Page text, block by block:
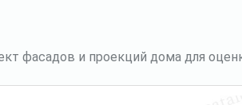
фасадов и проекций дома для